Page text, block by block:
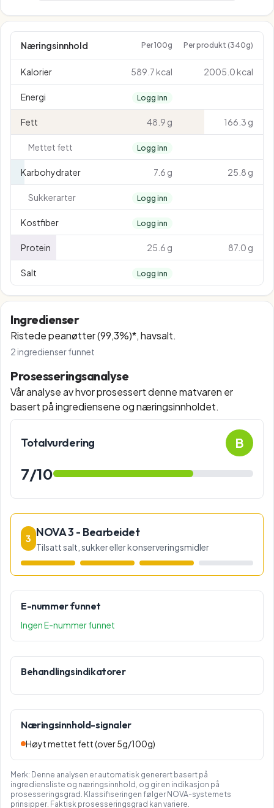
Næringsinnhold Per 100g Per produkt (340g)
Kalorier 589.7 kcal 2005.0 kcal
Energi Logg inn
Fett 48.9 g 166.3 g
Mettet fett Logg inn
Karbohydrater 7.6 g 25.8 g
Sukkerarter Logg inn
Kostfiber Logg inn
Protein 25.6 g 87.0 g
Salt Logg inn
Ingredienser
Ristede peanøtter (99,3%)*, havsalt.
2 ingredienser funnet
Prosesseringsanalyse
Vår analyse av hvor prosessert denne matvaren er
basert på ingrediensene og næringsinnholdet.
Totalvurdering B
7/10
3 NOVA 3 - Bearbeidet
Tilsatt salt, sukker eller konserveringsmidler
E-nummer funnet
Ingen E-nummer funnet
Behandlingsindikatorer
Næringsinnhold-signaler
Høyt mettet fett (over 5g/100g)
Merk: Denne analysen er automatisk generert basert på
ingrediensliste og næringsinnhold, og gir en indikasjon på
prosesseringsgrad. Klassifiseringen følger NOVA-systemets
prinsipper. Faktisk prosesseringsgrad kan variere.